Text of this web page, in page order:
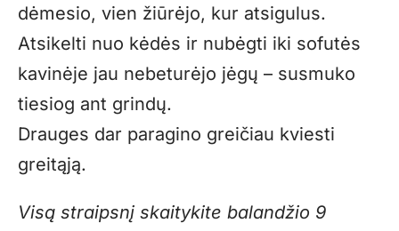
dėmesio, vien žiūrėjo, kur atsigulus.
Atsikelti nuo kėdės ir nubėgti iki sofutės
kavinėje jau nebeturėjo jėgų – susmuko
tiesiog ant grindų.
Drauges dar paragino greičiau kviesti
greitąją.
Visą straipsnį skaitykite balandžio 9